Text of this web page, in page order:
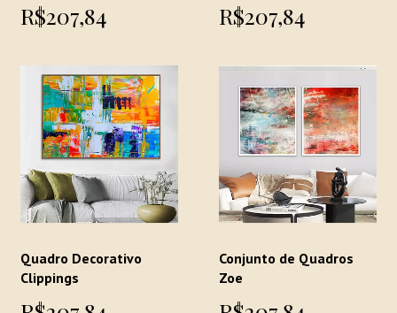
R$207,84 R$207,84
Quadro Decorativo
Clippings
Conjunto de Quadros
Zoe